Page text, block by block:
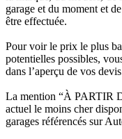
garage et du moment et
être effectuée.
Pour voir le prix le plus
potentielles possibles,
dans l’aperçu de vos
La mention “À PARTIR
actuel le moins cher
garages référencés sur